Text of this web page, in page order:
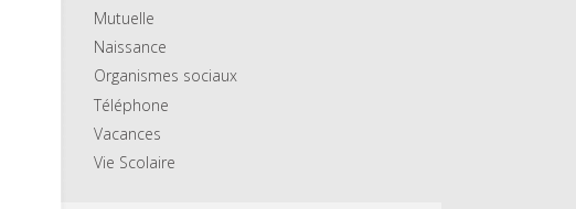
Mutuelle
Naissance
Organismes sociaux
Téléphone
Vacances
Vie Scolaire